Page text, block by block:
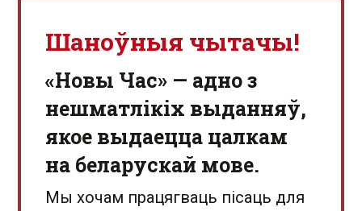
Шаноўныя чытачы!
«Новы Час» — адно з
нешматлікіх выданняў,
якое выдаецца цалкам
на беларускай мове.
Мы хочам працягваць пісаць для